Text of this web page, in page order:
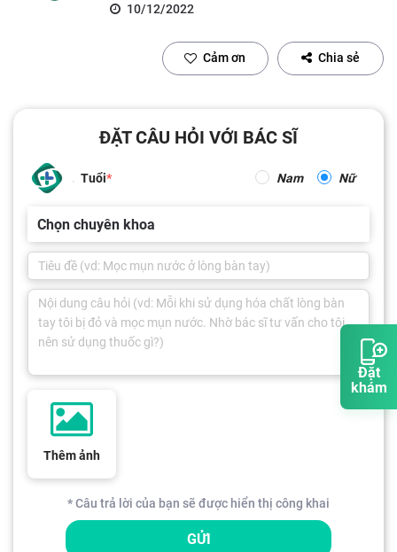
Đặt
khám
10/12/2022
Cảm ơn Chia sẻ
ĐẶT CÂU HỎI VỚI BÁC SĨ
Tuổi Nam Nữ
Chọn chuyên khoa
Thêm ảnh
* Câu trả lời của bạn sẽ được hiển thị công khai
GỬI